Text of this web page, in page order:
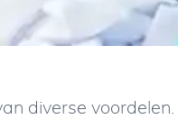
diverse voordelen.